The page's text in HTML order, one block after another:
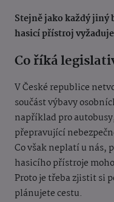
Stejně jako každý jiný
hasicí přístroj
Co říká
V České republice
součást výbavy
například pro
přepravující
Co však neplatí u nás,
hasicího přístroje
Proto je třeba zjistit si
plánujete cestu.